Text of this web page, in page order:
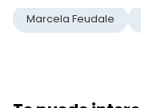
Marcela Feudale